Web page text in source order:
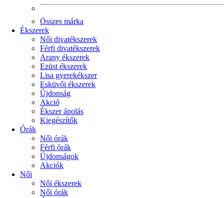
Összes márka
Ékszerek
Női divatékszerek
Férfi divatékszerek
Arany ékszerek
Ezüst ékszerek
Lisa gyerekékszer
Esküvői ékszerek
Újdonság
Akció
Ékszer ápolás
Kiegészítők
Órák
Női órák
Férfi órák
Újdonságok
Akciók
Női
Női ékszerek
Női órák